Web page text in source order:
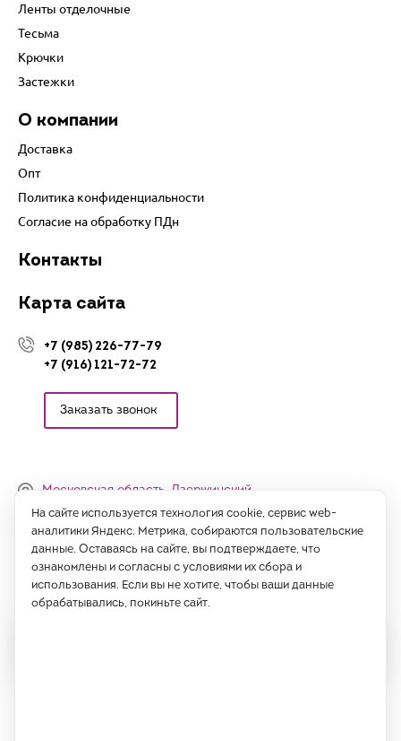
Ленты отделочные
Тесьма
Крючки
Застежки
О компании
Доставка
Опт
Политика конфиденциальности
Согласие на обработку ПДн
Контакты
Карта сайта
+7 (985) 226-77-79
+7 (916) 121-72-72
Заказать звонок
Московская область, Дзержинский,
Денисьевский проезд, 15 (офис)
Часы работы:
с 09:00 до 18:00, сб-вс - выходные
Написать нам
На сайте используется технология cookie, сервис web-
аналитики Яндекс. Метрика, собираются пользовательские
данные. Оставаясь на сайте, вы подтверждаете, что
ознакомлены и согласны с условиями их сбора и
использования. Если вы не хотите, чтобы ваши данные
обрабатывались, покиньте сайт.